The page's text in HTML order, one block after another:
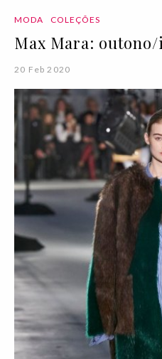
MODA COLEÇÕES
Max Mara:
20 Feb 2020